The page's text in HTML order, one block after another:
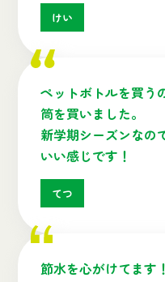
けい
ペットボトルを買う
筒を買いました。
新学期シーズンなの
いい感じです！
てつ
節水を心がけてます